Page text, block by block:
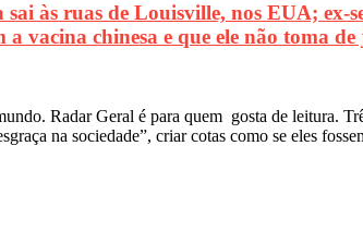
às ruas de Louisville, nos EUA; ex-
vacina chinesa e que ele não toma
Radar Geral é para quem gosta de leitura.
na sociedade”, criar cotas como se eles